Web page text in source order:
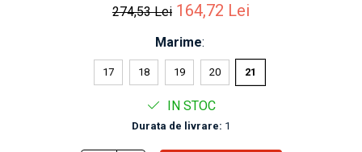
274,53 Lei 164,72 Lei
Marime:
17 18 19 20 21
IN STOC
Durata de livrare: 1